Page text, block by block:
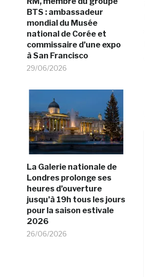
BTS : ambassadeur
mondial du Musée
national de Corée et
commissaire d’une expo
à San Francisco
29/06/2026
La Galerie nationale de
Londres prolonge ses
heures d’ouverture
jusqu’à 19h tous les jours
pour la saison estivale
2026
26/06/2026